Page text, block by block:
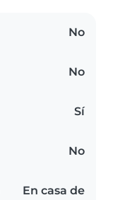
No
No
Sí
No
En casa de